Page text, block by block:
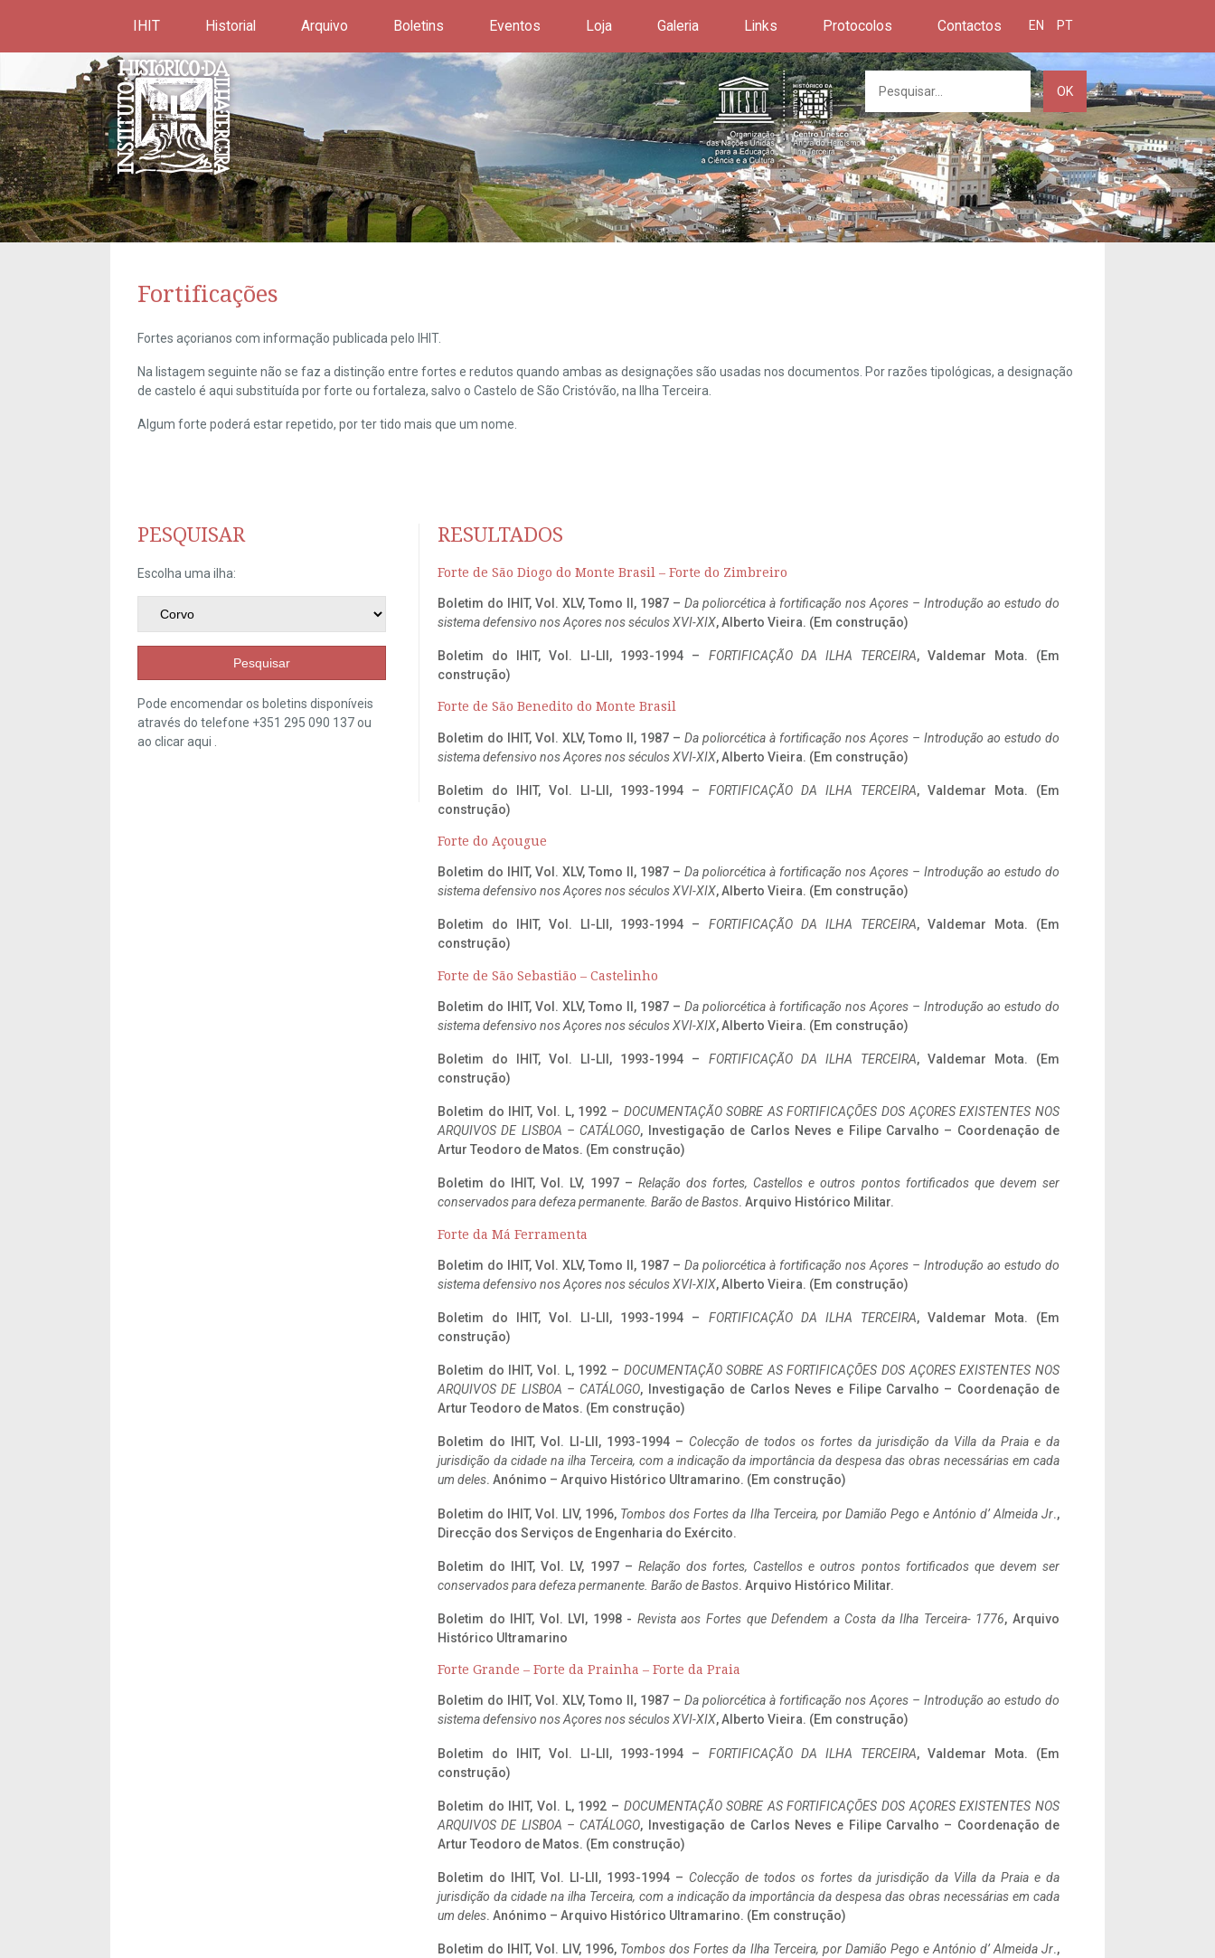
IHIT Historial Arquivo Boletins Eventos Loja Galeria Links Protocolos Contactos EN PT
OK
Fortificações
Fortes açorianos com informação publicada pelo IHIT.
Na listagem seguinte não se faz a distinção entre fortes e redutos quando ambas as designações são usadas nos documentos. Por razões tipológicas, a designação
de castelo é aqui substituída por forte ou fortaleza, salvo o Castelo de São Cristóvão, na Ilha Terceira.
Algum forte poderá estar repetido, por ter tido mais que um nome.
PESQUISAR
Escolha uma ilha:
Pesquisar
Pode encomendar os boletins disponíveis
através do telefone +351 295 090 137 ou
ao clicaraqui
RESULTADOS
Forte de São Diogo do Monte Brasil – Forte do Zimbreiro
Boletim do IHIT, Vol. XLV, Tomo II, 1987 – Da poliorcética à fortificação nos Açores – Introdução ao estudo do
sistema defensivo nos Açores nos séculos XVI-XIX, Alberto Vieira. (Em construção)
Boletim do IHIT, Vol. LI-LII, 1993-1994 – FORTIFICAÇÃO DA ILHA TERCEIRA, Valdemar Mota. (Em
construção)
Forte de São Benedito do Monte Brasil
Boletim do IHIT, Vol. XLV, Tomo II, 1987 – Da poliorcética à fortificação nos Açores – Introdução ao estudo do
sistema defensivo nos Açores nos séculos XVI-XIX, Alberto Vieira. (Em construção)
Boletim do IHIT, Vol. LI-LII, 1993-1994 – FORTIFICAÇÃO DA ILHA TERCEIRA, Valdemar Mota. (Em
construção)
Forte do Açougue
Boletim do IHIT, Vol. XLV, Tomo II, 1987 – Da poliorcética à fortificação nos Açores – Introdução ao estudo do
sistema defensivo nos Açores nos séculos XVI-XIX, Alberto Vieira. (Em construção)
Boletim do IHIT, Vol. LI-LII, 1993-1994 – FORTIFICAÇÃO DA ILHA TERCEIRA, Valdemar Mota. (Em
construção)
Forte de São Sebastião – Castelinho
Boletim do IHIT, Vol. XLV, Tomo II, 1987 – Da poliorcética à fortificação nos Açores – Introdução ao estudo do
sistema defensivo nos Açores nos séculos XVI-XIX, Alberto Vieira. (Em construção)
Boletim do IHIT, Vol. LI-LII, 1993-1994 – FORTIFICAÇÃO DA ILHA TERCEIRA, Valdemar Mota. (Em
construção)
Boletim do IHIT, Vol. L, 1992 – DOCUMENTAÇÃO SOBRE AS FORTIFICAÇÕES DOS AÇORES EXISTENTES NOS
ARQUIVOS DE LISBOA – CATÁLOGO, Investigação de Carlos Neves e Filipe Carvalho – Coordenação de
Artur Teodoro de Matos. (Em construção)
Boletim do IHIT, Vol. LV, 1997 – Relação dos fortes, Castellos e outros pontos fortificados que devem ser
conservados para defeza permanente. Barão de Bastos. Arquivo Histórico Militar.
Forte da Má Ferramenta
Boletim do IHIT, Vol. XLV, Tomo II, 1987 – Da poliorcética à fortificação nos Açores – Introdução ao estudo do
sistema defensivo nos Açores nos séculos XVI-XIX, Alberto Vieira. (Em construção)
Boletim do IHIT, Vol. LI-LII, 1993-1994 – FORTIFICAÇÃO DA ILHA TERCEIRA, Valdemar Mota. (Em
construção)
Boletim do IHIT, Vol. L, 1992 – DOCUMENTAÇÃO SOBRE AS FORTIFICAÇÕES DOS AÇORES EXISTENTES NOS
ARQUIVOS DE LISBOA – CATÁLOGO, Investigação de Carlos Neves e Filipe Carvalho – Coordenação de
Artur Teodoro de Matos. (Em construção)
Boletim do IHIT, Vol. LI-LII, 1993-1994 – Colecção de todos os fortes da jurisdição da Villa da Praia e da
jurisdição da cidade na ilha Terceira, com a indicação da importância da despesa das obras necessárias em cada
um deles. Anónimo – Arquivo Histórico Ultramarino. (Em construção)
Boletim do IHIT, Vol. LIV, 1996, Tombos dos Fortes da Ilha Terceira, por Damião Pego e António d’ Almeida Jr.,
Direcção dos Serviços de Engenharia do Exército.
Boletim do IHIT, Vol. LV, 1997 – Relação dos fortes, Castellos e outros pontos fortificados que devem ser
conservados para defeza permanente. Barão de Bastos. Arquivo Histórico Militar.
Boletim do IHIT, Vol. LVI, 1998 - Revista aos Fortes que Defendem a Costa da Ilha Terceira- 1776, Arquivo
Histórico Ultramarino
Forte Grande – Forte da Prainha – Forte da Praia
Boletim do IHIT, Vol. XLV, Tomo II, 1987 – Da poliorcética à fortificação nos Açores – Introdução ao estudo do
sistema defensivo nos Açores nos séculos XVI-XIX, Alberto Vieira. (Em construção)
Boletim do IHIT, Vol. LI-LII, 1993-1994 – FORTIFICAÇÃO DA ILHA TERCEIRA, Valdemar Mota. (Em
construção)
Boletim do IHIT, Vol. L, 1992 – DOCUMENTAÇÃO SOBRE AS FORTIFICAÇÕES DOS AÇORES EXISTENTES NOS
ARQUIVOS DE LISBOA – CATÁLOGO, Investigação de Carlos Neves e Filipe Carvalho – Coordenação de
Artur Teodoro de Matos. (Em construção)
Boletim do IHIT, Vol. LI-LII, 1993-1994 – Colecção de todos os fortes da jurisdição da Villa da Praia e da
jurisdição da cidade na ilha Terceira, com a indicação da importância da despesa das obras necessárias em cada
um deles. Anónimo – Arquivo Histórico Ultramarino. (Em construção)
Boletim do IHIT, Vol. LIV, 1996, Tombos dos Fortes da Ilha Terceira, por Damião Pego e António d’ Almeida Jr.,